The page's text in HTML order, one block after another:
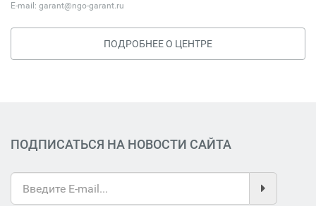
E-mail: garant@ngo-garant.ru
ПОДРОБНЕЕ О ЦЕНТРЕ
ПОДПИСАТЬСЯ НА НОВОСТИ САЙТА